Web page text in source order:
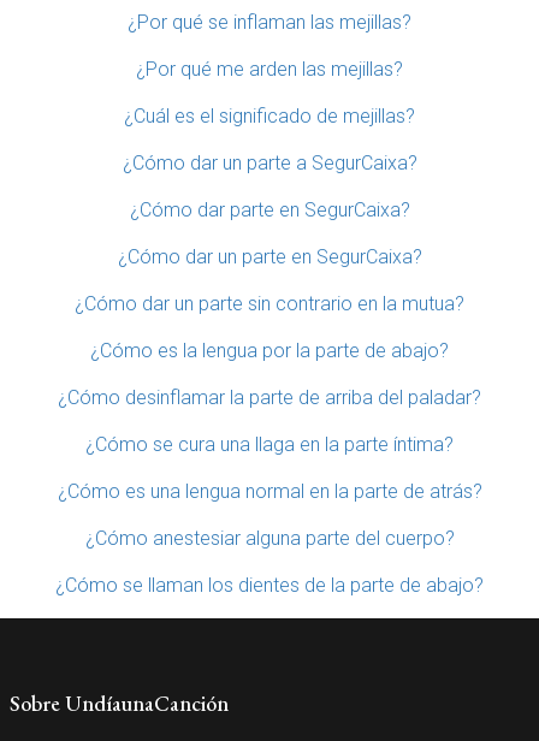
¿Por qué se inflaman las mejillas?
¿Por qué me arden las mejillas?
¿Cuál es el significado de mejillas?
¿Cómo dar un parte a SegurCaixa?
¿Cómo dar parte en SegurCaixa?
¿Cómo dar un parte en SegurCaixa?
¿Cómo dar un parte sin contrario en la mutua?
¿Cómo es la lengua por la parte de abajo?
¿Cómo desinflamar la parte de arriba del paladar?
¿Cómo se cura una llaga en la parte íntima?
¿Cómo es una lengua normal en la parte de atrás?
¿Cómo anestesiar alguna parte del cuerpo?
¿Cómo se llaman los dientes de la parte de abajo?
Sobre UndíaunaCanción